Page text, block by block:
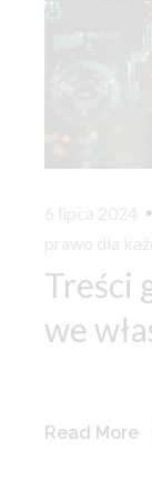
6 lipca 2024
prawo dla
Treści
we
Read More